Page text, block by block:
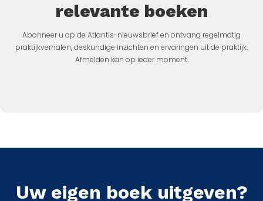
relevante boeken
Abonneer u op de Atlantis-nieuwsbrief en ontvang regelmatig
praktijkverhalen, deskundige inzichten en ervaringen uit de praktijk.
Afmelden kan op ieder moment.
Uw eigen boek uitgeven?